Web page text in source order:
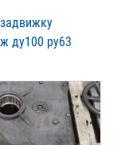
ду100 ру63